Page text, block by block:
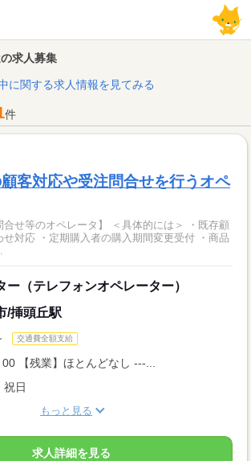
求人募集
に関する求人情報を見てみる
件
客対応や受注問合せを行うオペ
合せ等のオペレータ】 ＜具体的には＞ ・既存顧
せ対応 ・定期購入者の購入期間変更受付 ・商品
ー（テレフォンオペレーター）
/挿頭丘駅
交通費全額支給
【残業】ほとんどなし ---...
祝日
もっと見る
求人詳細を見る